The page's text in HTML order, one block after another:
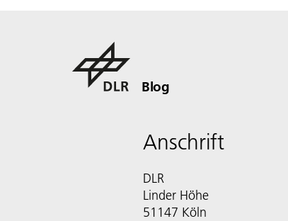
Blog
Anschrift
DLR
Linder Höhe
51147 Köln